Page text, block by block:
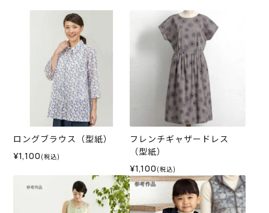
ロングブラウス（型紙）
¥1,100 (税込)
フレンチギャザードレス
（型紙）
¥1,100 (税込)